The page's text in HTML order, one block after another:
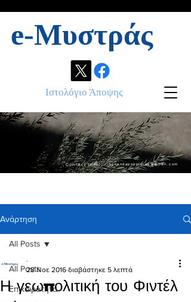
e-Μυστράς
Ιστολόγιο Άποψης
Contact info: ikonandassociates@gmail.com
Ανάρτηση
All Posts
Επικαιρότητα
All Posts
Η γεωπολιτική του Φιντέλ
.
28 Νοε 2016 διαβάστηκε 5 λεπτά